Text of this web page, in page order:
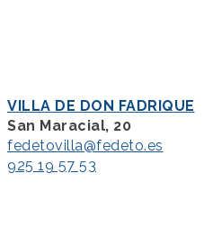
VILLA DE DON FADRIQUE
San Maracial, 20
fedetovilla@fedeto.es
925 19 57 53